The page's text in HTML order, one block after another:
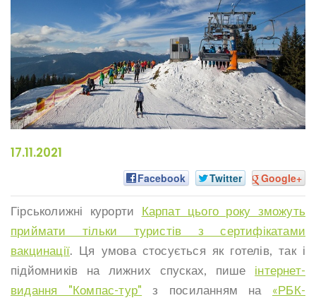
17.11.2021
Facebook Twitter Google+
Гірськолижні курорти Карпат цього року зможуть
приймати тільки туристів з сертифікатами
вакцинації. Ця умова стосується як готелів, так і
підйомників на лижних спусках, пише інтернет-
видання "Компас-тур" з посиланням на «РБК-